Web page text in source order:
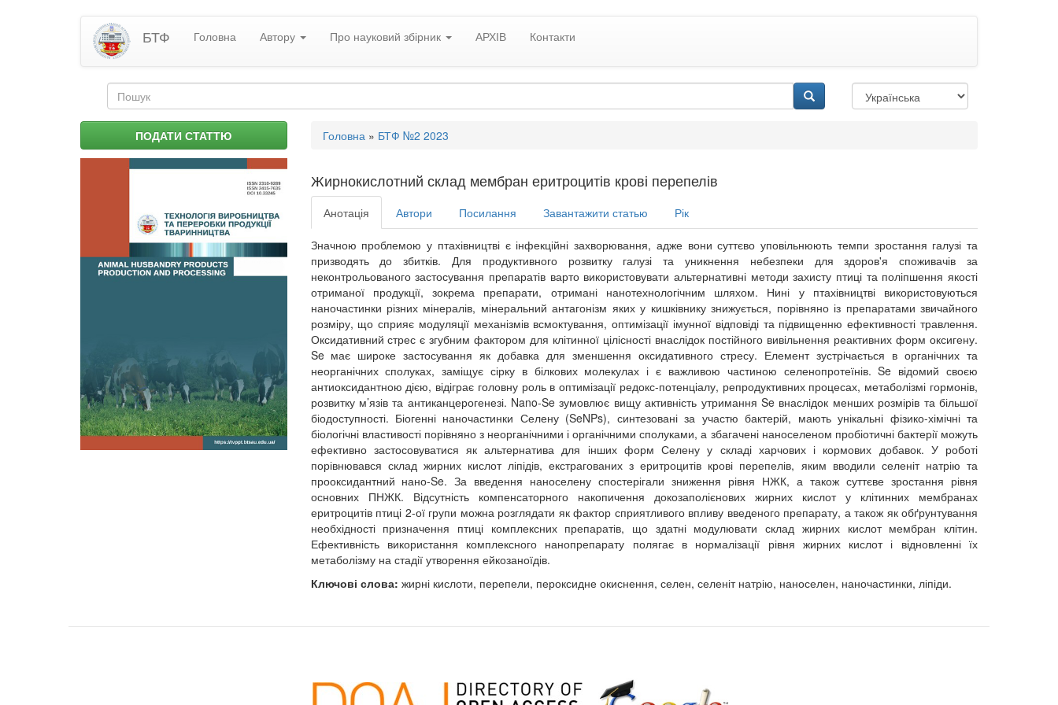
БТФ Головна Автору Про науковий збірник АРХІВ Контакти
Пошукова
форма
ПОДАТИ СТАТТЮ Ви
тут
Головна » БТФ №2 2023
Жирнокислотний склад мембран еритроцитів крові перепелів
Анотація Автори Посилання Завантажити статью Рік
Значною проблемою у птахівництві є інфекційні захворювання, адже вони суттєво уповільнюють темпи зростання галузі та
призводять до збитків. Для продуктивного розвитку галузі та уникнення небезпеки для здоров'я споживачів за
неконтрольованого застосування препаратів варто використовувати альтернативні методи захисту птиці та поліпшення якості
отриманої продукції, зокрема препарати, отримані нанотехнологічним шляхом. Нині у птахівництві використовуються
наночастинки різних мінералів, мінеральний антагонізм яких у кишківнику знижується, порівняно із препаратами звичайного
розміру, що сприяє модуляції механізмів всмоктування, оптимізації імунної відповіді та підвищенню ефективності травлення.
Оксидативний стрес є згубним фактором для клітинної цілісності внаслідок постійного вивільнення реактивних форм оксигену.
Se має широке застосування як добавка для зменшення оксидативного стресу. Елемент зустрічається в органічних та
неорганічних сполуках, заміщує сірку в білкових молекулах і є важливою частиною селенопротеїнів. Se відомий своєю
антиоксидантною дією, відіграє головну роль в оптимізації редокс-потенціалу, репродуктивних процесах, метаболізмі гормонів,
розвитку м’язів та антиканцерогенезі. Nano-Se зумовлює вищу активність утримання Se внаслідок менших розмірів та більшої
біодоступності. Біогенні наночастинки Селену (SeNPs), синтезовані за участю бактерій, мають унікальні фізико-хімічні та
біологічні властивості порівняно з неорганічними і органічними сполуками, а збагачені наноселеном пробіотичні бактерії можуть
ефективно застосовуватися як альтернатива для інших форм Селену у складі харчових і кормових добавок. У роботі
порівнювався склад жирних кислот ліпідів, екстрагованих з еритроцитів крові перепелів, яким вводили селеніт натрію та
прооксидантний нано-Se. За введення наноселену спостерігали зниження рівня НЖК, а також суттєве зростання рівня
основних ПНЖК. Відсутність компенсаторного накопичення докозаполієнових жирних кислот у клітинних мембранах
еритроцитів птиці 2-ої групи можна розглядати як фактор сприятливого впливу введеного препарату, а також як обґрунтування
необхідності призначення птиці комплексних препаратів, що здатні модулювати склад жирних кислот мембран клітин.
Ефективність використання комплексного нанопрепарату полягає в нормалізації рівня жирних кислот і відновленні їх
метаболізму на стадії утворення ейкозаноїдів.
Ключові слова: жирні кислоти, перепели, пероксидне окиснення, селен, селеніт натрію, наноселен, наночастинки, ліпіди.